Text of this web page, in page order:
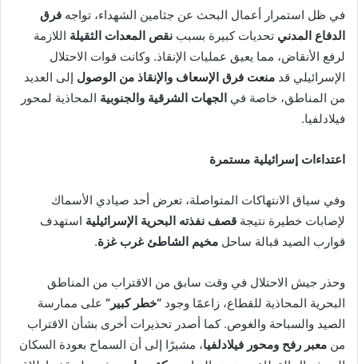
في ظل استمرار أعمال البحث عن جثامين الشهداء، تواجه فرق
الدفاع المدني تحديات كبيرة بسبب نقص المعدات الثقيلة اللازمة
لرفع الأنقاض، مما يعيق عمليات الإنقاذ. وكانت قوات الاحتلال
الإسرائيلي قد منعت فرق الإسعاف والإنقاذ من الوصول إلى العديد
من المناطق، خاصة في الجهات الشرقية والجنوبية المحاذية لمحور
فيلادلفيا.
اعتداءات إسرائيلية مستمرة
وفي سياق الانتهاكات المتواصلة، تعرض أحد صيادي الأسماك
لإصابات خطيرة نتيجة قصف نفذته البحرية الإسرائيلية استهدف
قوارب الصيد قبالة ساحل مخيم الشاطئ غرب غزة.
وحذر جيش الاحتلال في وقت سابق من الاقتراب من المناطق
البحرية المحاذية للقطاع، زاعمًا وجود “خطر كبير” على ممارسة
الصيد والسباحة والغوص. كما أصدر تحذيرات أخرى بشأن الاقتراب
من معبر رفح ومحور فيلادلفيا، مشيرًا إلى أن السماح بعودة السكان